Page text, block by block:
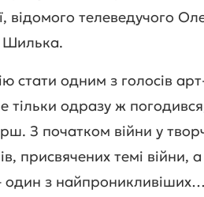
відомого телеведучого
Шилька.
одним з голосів
тільки одразу ж
З початком війни у
присвячених темі війни,
один з найпроникливіших…